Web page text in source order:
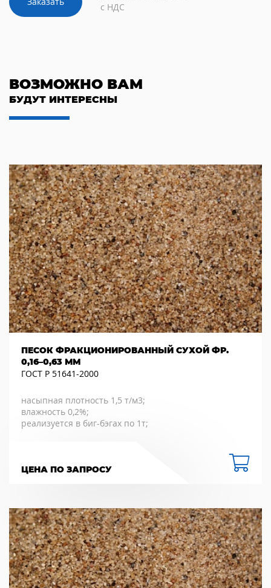
с НДС
ВОЗМОЖНО ВАМ
БУДУТ ИНТЕРЕСНЫ
ПЕСОК ФРАКЦИОНИРОВАННЫЙ СУХОЙ ФР.
0,16–0,63 ММ
ГОСТ Р 51641-2000
насыпная плотность 1,5 т/м3;
влажность 0,2%;
реализуется в биг-бэгах по 1т;
ЦЕНА ПО ЗАПРОСУ